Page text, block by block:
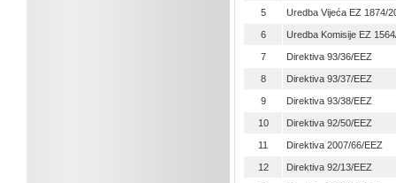
5 Uredba Vijeća EZ 1874/
6 Uredba Komisije EZ
7 Direktiva 93/36/EEZ
8 Direktiva 93/37/EEZ
9 Direktiva 93/38/EEZ
10 Direktiva 92/50/EEZ
11 Direktiva 2007/66/EEZ
12 Direktiva 92/13/EEZ